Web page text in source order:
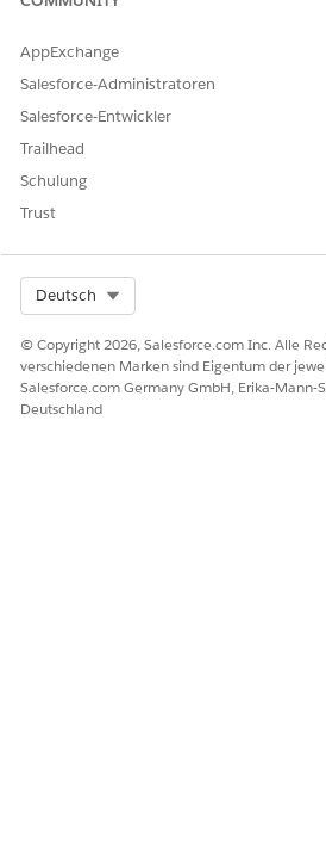
AppExchange
Salesforce-Administratoren
Salesforce-Entwickler
Trailhead
Schulung
Trust
Deutsch
© Copyright 2026, Salesforce.com Inc. Alle
verschiedenen Marken sind Eigentum der
Salesforce.com Germany GmbH, Erika-Mann-
Deutschland